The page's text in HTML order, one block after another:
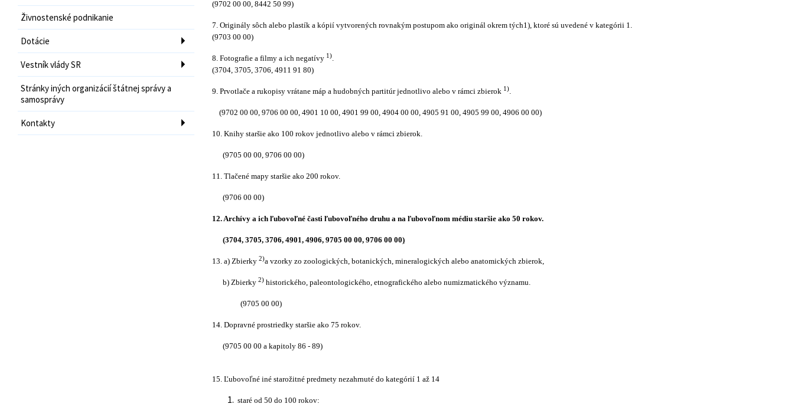
Živnostenské podnikanie
Dotácie
Vestník vlády SR
Stránky iných organizácií štátnej správy a
samosprávy
Kontakty
(9702 00 00, 8442 50 99)
7. Originály sôch alebo plastík a kópií vytvorených rovnakým postupom ako originál okrem tých1), ktoré sú uvedené v kategórii 1.
(9703 00 00)
8. Fotografie a filmy a ich negatívy 1).
(3704, 3705, 3706, 4911 91 80)
9. Prvotlače a rukopisy vrátane máp a hudobných partitúr jednotlivo alebo v rámci zbierok 1).
(9702 00 00, 9706 00 00, 4901 10 00, 4901 99 00, 4904 00 00, 4905 91 00, 4905 99 00, 4906 00 00)
10. Knihy staršie ako 100 rokov jednotlivo alebo v rámci zbierok.
(9705 00 00, 9706 00 00)
11. Tlačené mapy staršie ako 200 rokov.
(9706 00 00)
12. Archívy a ich ľubovoľné časti ľubovoľného druhu a na ľubovoľnom médiu staršie ako 50 rokov.
(3704, 3705, 3706, 4901, 4906, 9705 00 00, 9706 00 00)
13. a) Zbierky 2)a vzorky zo zoologických, botanických, mineralogických alebo anatomických zbierok,
b) Zbierky 2)historického, paleontologického, etnografického alebo numizmatického významu.
(9705 00 00)
14. Dopravné prostriedky staršie ako 75 rokov.
(9705 00 00 a kapitoly 86 - 89)
15. Ľubovoľné iné starožitné predmety nezahrnuté do kategórií 1 až 14
staré od 50 do 100 rokov: